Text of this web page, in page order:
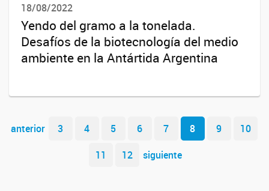
18/08/2022
Yendo del gramo a la tonelada.
Desafíos de la biotecnología del medio
ambiente en la Antártida Argentina
Navegador de artículos
anterior 3 4 5 6 7 8 9
10
11
12 siguiente